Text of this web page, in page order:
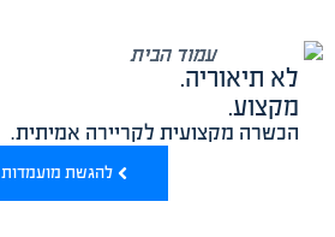
לא תיאוריה.
מקצוע.
הכשרה מקצועית לקריירה אמיתית.
להגשת מועמדות